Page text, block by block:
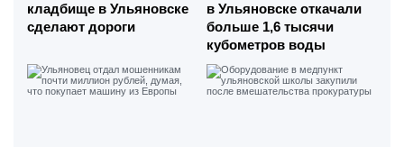
кладбище в Ульяновске
сделают дороги
в Ульяновске откачали
больше 1,6 тысячи
кубометров воды